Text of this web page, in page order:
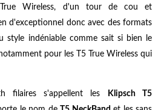
True Wireless, d'un tour de cou et
d'exceptionnel donc avec des formats
style indéniable comme sait si bien le
pour les T5 True Wireless qui
filaires s'appellent les
Klipsch T5